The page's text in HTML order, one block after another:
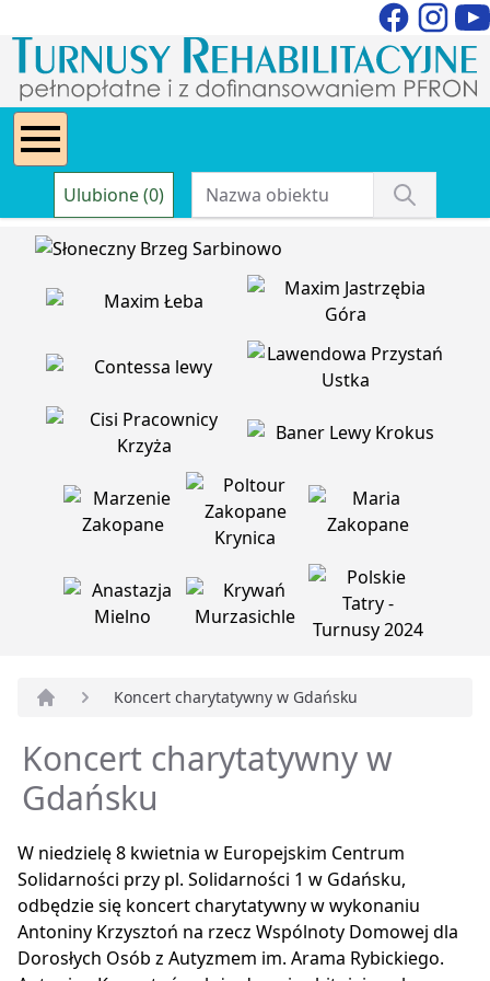
Ulubione (0)
Koncert charytatywny w Gdańsku
Koncert charytatywny w
Gdańsku
W niedzielę 8 kwietnia w Europejskim Centrum
Solidarności przy pl. Solidarności 1 w Gdańsku,
odbędzie się koncert charytatywny w wykonaniu
Antoniny Krzysztoń na rzecz Wspólnoty Domowej dla
Dorosłych Osób z Autyzmem im. Arama Rybickiego.